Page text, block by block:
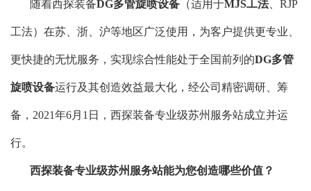
随着西探装备DG多管旋喷设备 （适用于MJS工法、RJP
工法）在苏、浙、沪等地区广泛使用，为客户提供更专业、
更快捷的无忧服务，实现综合性能处于全国前列的DG多管
旋喷设备运行及其创造效益最大化，经公司精密调研、筹
备，2021年6月1日，西探装备专业级苏州服务站成立并运
行。
西探装备专业级苏州服务站能为您创造哪些价值？